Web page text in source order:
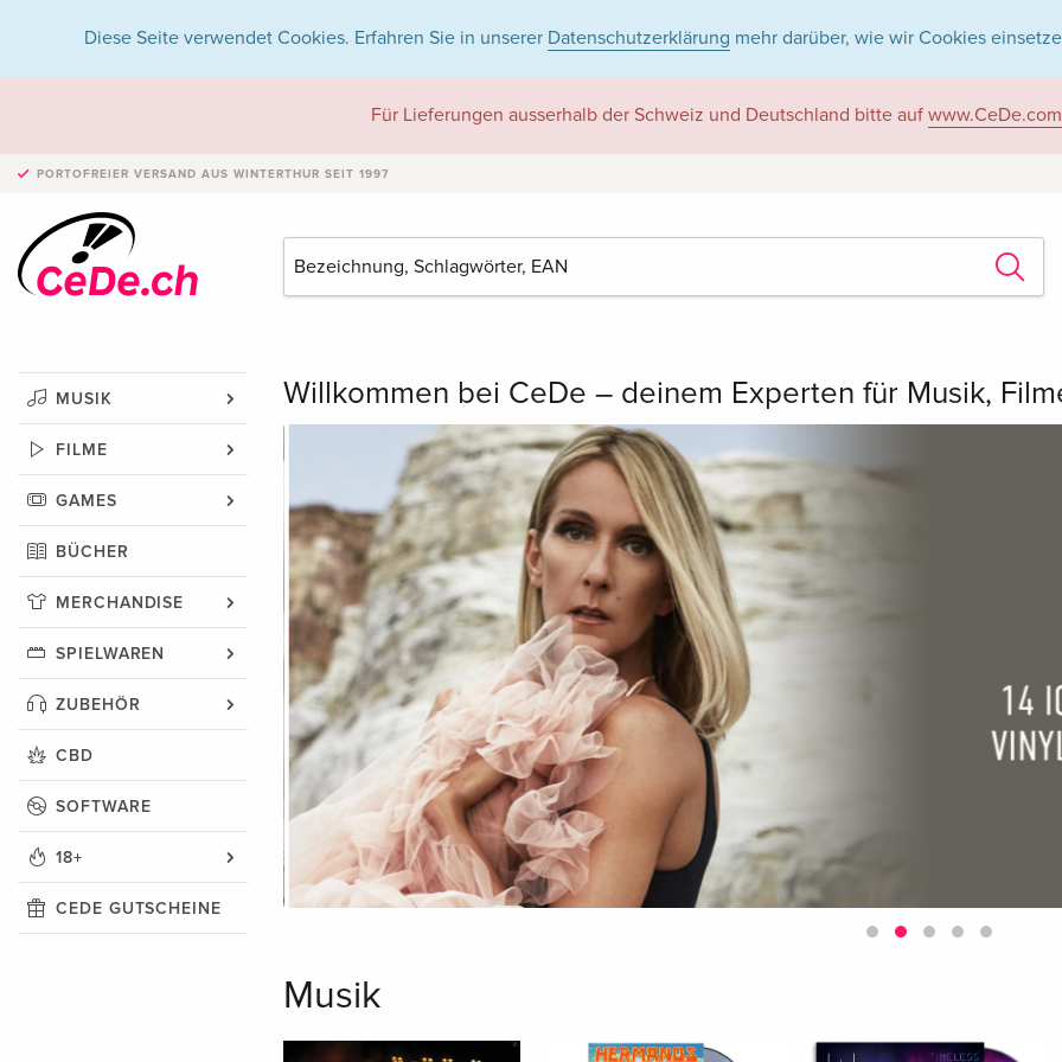
Diese Seite verwendet Cookies. Erfahren Sie in unserer Datenschutzerklärung mehr darüber, wie wir Cookies
Für Lieferungen ausserhalb der Schweiz und Deutschland bitte auf www.CeDe.com
PORTOFREIER VERSAND AUS WINTERTHUR SEIT 1997
MUSIK
FILME
GAMES
BÜCHER
MERCHANDISE
SPIELWAREN
ZUBEHÖR
CBD
SOFTWARE
18+
CEDE GUTSCHEINE
Willkommen bei CeDe – deinem Experten für Musik,
Musik